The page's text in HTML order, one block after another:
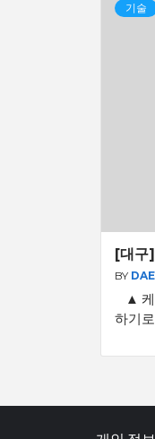
기술
[대구
BY
▲ 케
하기